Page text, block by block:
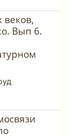
веков,
Вып 6.